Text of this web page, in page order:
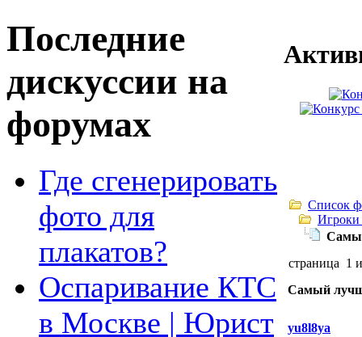
Последние
дискуссии на
форумах
Где сгенерировать
фото для
плакатов?
Оспаривание КТС
в Москве | Юрист
Список
Игроки
страница 1
Самый
yu8l8ya